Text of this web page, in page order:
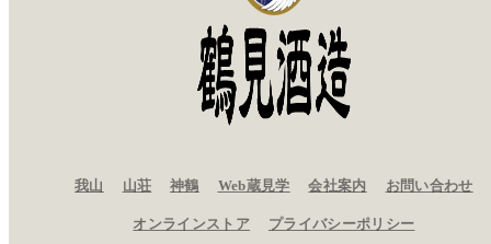
愛知県津島市百町字旭 46 番地
我山 山荘 神鶴 Web蔵見学 会社案内 お問い合わせ
オンラインストア プライバシーポリシー